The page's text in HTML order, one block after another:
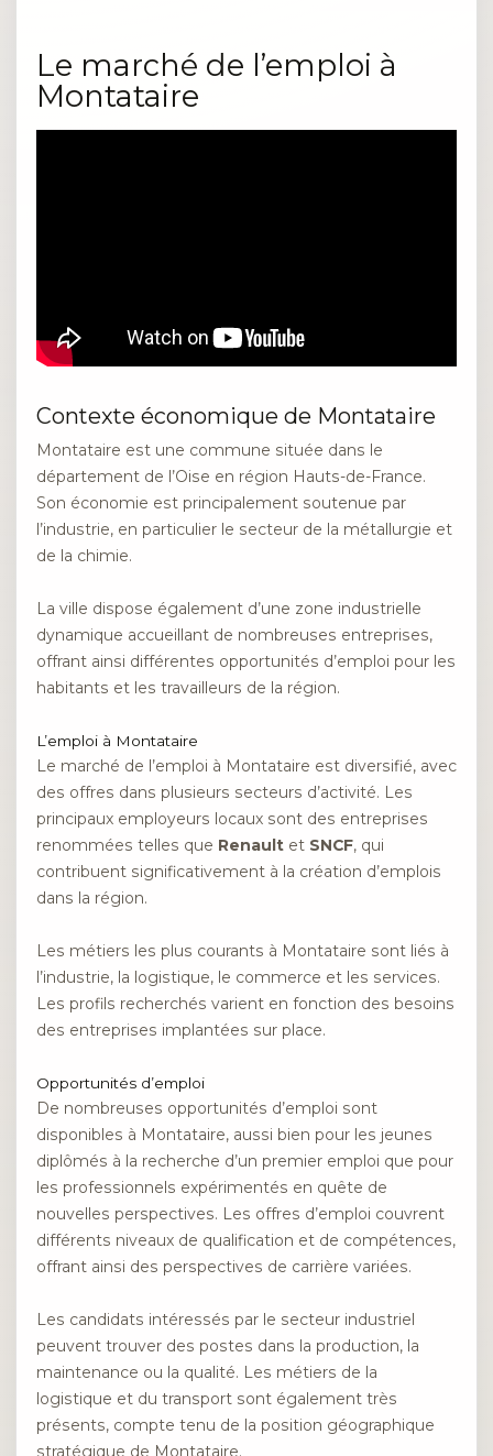
Le marché de l’emploi à
Montataire
Contexte économique de Montataire
Montataire est une commune située dans le
département de l’Oise en région Hauts-de-France.
Son économie est principalement soutenue par
l’industrie, en particulier le secteur de la métallurgie et
de la chimie.
La ville dispose également d’une zone industrielle
dynamique accueillant de nombreuses entreprises,
offrant ainsi différentes opportunités d’emploi pour les
habitants et les travailleurs de la région.
L’emploi à Montataire
Le marché de l’emploi à Montataire est diversifié, avec
des offres dans plusieurs secteurs d’activité. Les
principaux employeurs locaux sont des entreprises
renommées telles que Renault et SNCF, qui
contribuent significativement à la création d’emplois
dans la région.
Les métiers les plus courants à Montataire sont liés à
l’industrie, la logistique, le commerce et les services.
Les profils recherchés varient en fonction des besoins
des entreprises implantées sur place.
Opportunités d’emploi
De nombreuses opportunités d’emploi sont
disponibles à Montataire, aussi bien pour les jeunes
diplômés à la recherche d’un premier emploi que pour
les professionnels expérimentés en quête de
nouvelles perspectives. Les offres d’emploi couvrent
différents niveaux de qualification et de compétences,
offrant ainsi des perspectives de carrière variées.
Les candidats intéressés par le secteur industriel
peuvent trouver des postes dans la production, la
maintenance ou la qualité. Les métiers de la
logistique et du transport sont également très
présents, compte tenu de la position géographique
stratégique de Montataire.